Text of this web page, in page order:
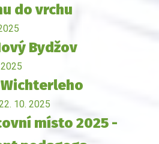
do vrchu
Bydžov
Wichterleho
10. 2025
místo 2025 -